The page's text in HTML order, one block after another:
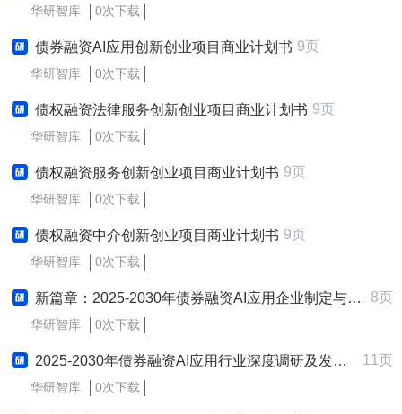
华研智库 0次下载
债券融资AI应用创新创业项目商业计划书 9页
华研智库 0次下载
债权融资法律服务创新创业项目商业计划书 9页
华研智库 0次下载
债权融资服务创新创业项目商业计划书 9页
华研智库 0次下载
债权融资中介创新创业项目商业计划书 9页
华研智库 0次下载
新篇章：2025-2030年债券融资AI应用企业制定与实施新质生产力战略研究报告 8页
华研智库 0次下载
2025-2030年债券融资AI应用行业深度调研及发展战略咨询报告 11页
华研智库 0次下载